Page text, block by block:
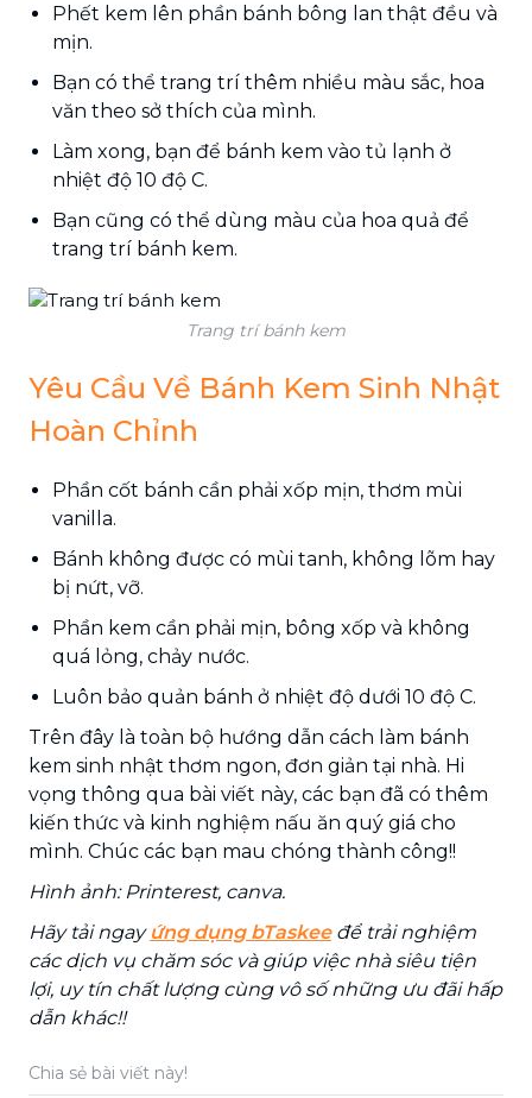
Phết kem lên phần bánh bông lan thật đều và
mịn.
Bạn có thể trang trí thêm nhiều màu sắc, hoa
văn theo sở thích của mình.
Làm xong, bạn để bánh kem vào tủ lạnh ở
nhiệt độ 10 độ C.
Bạn cũng có thể dùng màu của hoa quả để
trang trí bánh kem.
Trang trí bánh kem
Yêu Cầu Về Bánh Kem Sinh Nhật
Hoàn Chỉnh
Phần cốt bánh cần phải xốp mịn, thơm mùi
vanilla.
Bánh không được có mùi tanh, không lõm hay
bị nứt, vỡ.
Phần kem cần phải mịn, bông xốp và không
quá lỏng, chảy nước.
Luôn bảo quản bánh ở nhiệt độ dưới 10 độ C.
Trên đây là toàn bộ hướng dẫn cách làm bánh
kem sinh nhật thơm ngon, đơn giản tại nhà. Hi
vọng thông qua bài viết này, các bạn đã có thêm
kiến thức và kinh nghiệm nấu ăn quý giá cho
mình. Chúc các bạn mau chóng thành công!!
Hình ảnh: Printerest, canva.
Hãy tải ngay ứng dụng bTaskeeđể trải nghiệm
các dịch vụ chăm sóc và giúp việc nhà siêu tiện
lợi, uy tín chất lượng cùng vô số những ưu đãi hấp
dẫn khác!!
Chia sẻ bài viết này!